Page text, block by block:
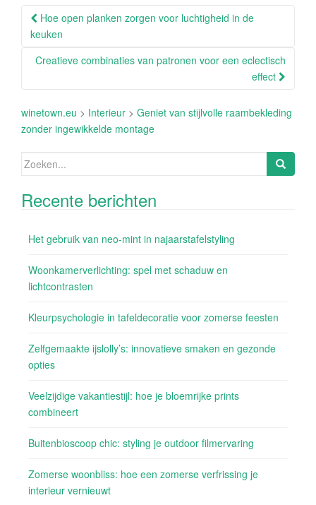
Berichtnavigatie
Hoe open planken zorgen voor luchtigheid in de
keuken
Creatieve combinaties van patronen voor een eclectisch
effect
winetown.eu > Interieur > Geniet van stijlvolle raambekleding
zonder ingewikkelde montage
Zoeken
Recente berichten
Het gebruik van neo-mint in najaarstafelstyling
Woonkamerverlichting: spel met schaduw en
lichtcontrasten
Kleurpsychologie in tafeldecoratie voor zomerse feesten
Zelfgemaakte ijslolly’s: innovatieve smaken en gezonde
opties
Veelzijdige vakantiestijl: hoe je bloemrijke prints
combineert
Buitenbioscoop chic: styling je outdoor filmervaring
Zomerse woonbliss: hoe een zomerse verfrissing je
interieur vernieuwt